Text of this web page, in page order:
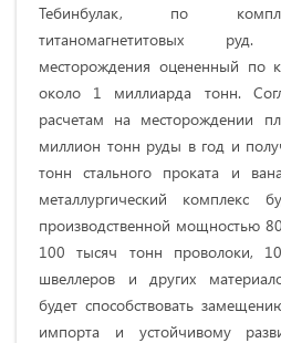
Тебинбулак, по
титаномагнетитовых
месторождения оцененный по
около 1 миллиарда тонн.
расчетам на месторождении
миллион тонн руды в год и
тонн стального проката и
металлургический комплекс
производственной мощностью
100 тысяч тонн проволоки,
швеллеров и других
будет способствовать
импорта и устойчивому